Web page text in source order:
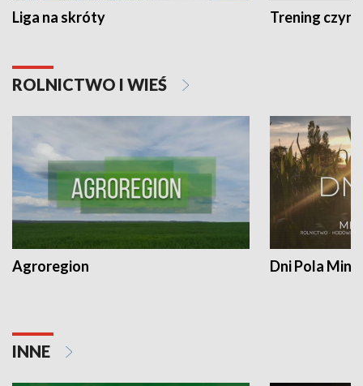
Liga na skróty Trening czyni
ROLNICTWO I WIEŚ
Agroregion Dni Pola
INNE